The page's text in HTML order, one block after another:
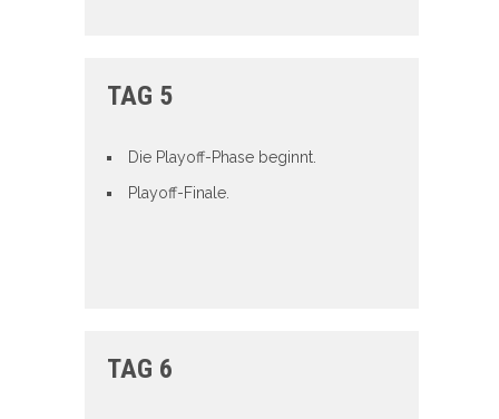
TAG 5
Die Playoff-Phase beginnt.
Playoff-Finale.
TAG 6